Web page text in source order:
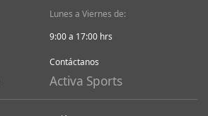
Lunes a Viernes de:
9:00 a 17:00 hrs
Contáctanos
Activa Sports